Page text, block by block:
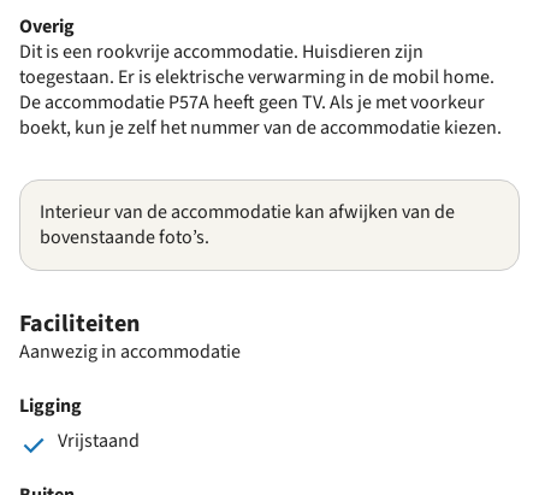
Overig
Dit is een rookvrije accommodatie. Huisdieren zijn
toegestaan. Er is elektrische verwarming in de mobil home.
De accommodatie P57A heeft geen TV. Als je met voorkeur
boekt, kun je zelf het nummer van de accommodatie kiezen.
Interieur van de accommodatie kan afwijken van de
bovenstaande foto’s.
Faciliteiten
Aanwezig in accommodatie
Ligging
Vrijstaand